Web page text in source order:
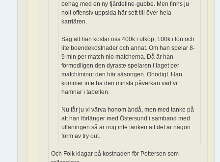
behag med en ny fjärdeline-gubbe. Men finns ju
noll offensiv uppsida här sett till över hela
karriären.
Säg att han kostar oss 400k i utköp, 100k i lön och
lite boendekostnader och annat. Om han spelar 8-
9 min per match nio matcherna. Då är han
förmodligen den dyraste spelaren i laget per
match/minut den här säsongen. Onödigt. Han
kommer inte ha den minsta påverkan vart vi
hamnar i tabellen.
Nu får ju vi värva honom ändå, men med tanke på
att han förlänger med Östersund i samband med
utlåningen så är nog inte tanken att det är någon
form av try out.
Och Folk klagar på kostnaden för Pettersen som